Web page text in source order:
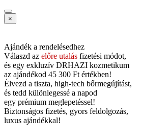
×
Ajándék a rendelésedhez
Válaszd az előre utalás fizetési módot,
és egy exkluzív DRHAZI kozmetikum
az ajándékod 45 300 Ft értékben!
Élvezd a tiszta, high-tech bőrmegújítást,
és tedd különlegessé a napod
egy prémium meglepetéssel!
Biztonságos fizetés, gyors feldolgozás,
luxus ajándékkal!